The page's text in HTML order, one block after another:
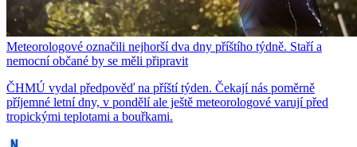
Meteorologové označili nejhorší dva dny příštího týdně. Staří a
nemocní občané by se měli připravit
ČHMÚ vydal předpověď na příští týden. Čekají nás poměrně
příjemné letní dny, v pondělí ale ještě meteorologové varují před
tropickými teplotami a bouřkami.